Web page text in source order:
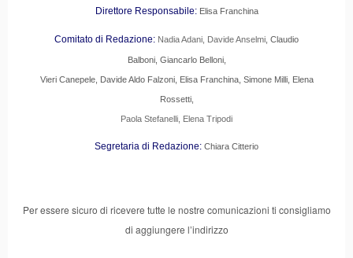
Direttore Responsabile: Elisa Franchina
Comitato di Redazione: Nadia Adani, Davide Anselmi , Claudio
Balboni, Giancarlo Belloni,
Vieri Canepele, Davide Aldo Falzoni, Elisa Franchina, Simone Milli, Elena
Rossetti,
Paola Stefanelli, Elena Tripodi
Segretaria di Redazione: Chiara Citterio
Per essere sicuro di ricevere tutte le nostre comunicazioni ti consigliamo
di aggiungere l’indirizzo